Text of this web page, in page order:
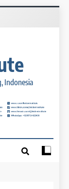
Indonesia